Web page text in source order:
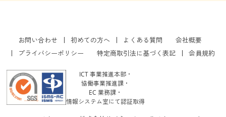
お問い合わせ 初めての方へ よくある質問
会社概要
プライバシーポリシー
特定商取引法に基づく表記 会員規約
ICT 事業推進本部・
協働事業推進課・
EC 業務課・
情報システム室にて認証取得